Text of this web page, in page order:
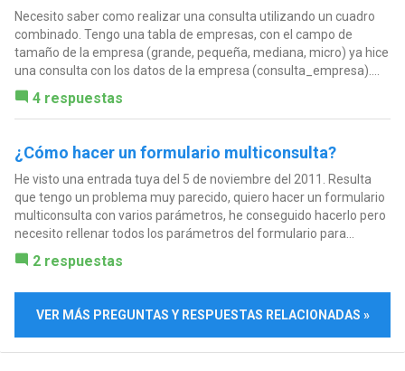
Necesito saber como realizar una consulta utilizando un cuadro
combinado. Tengo una tabla de empresas, con el campo de
tamaño de la empresa (grande, pequeña, mediana, micro) ya hice
una consulta con los datos de la empresa (consulta_empresa)....
4 respuestas
¿Cómo hacer un formulario multiconsulta?
He visto una entrada tuya del 5 de noviembre del 2011. Resulta
que tengo un problema muy parecido, quiero hacer un formulario
multiconsulta con varios parámetros, he conseguido hacerlo pero
necesito rellenar todos los parámetros del formulario para...
2 respuestas
VER MÁS PREGUNTAS Y RESPUESTAS RELACIONADAS »